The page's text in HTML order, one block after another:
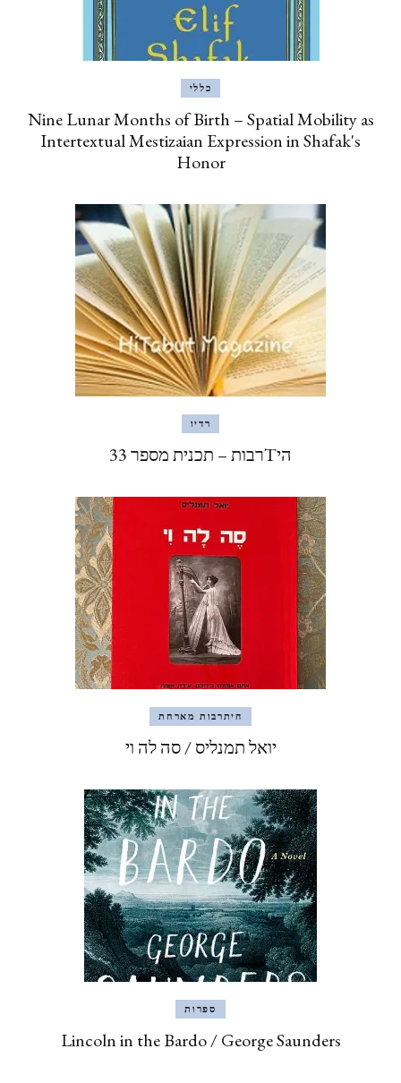
כללי
Nine Lunar Months of Birth – Spatial Mobility as
Intertextual Mestizaian Expression in Shafak's
Honor
רדיו
היTרבות – תכנית מספר 33
היתרבות מארחת
יואל תמנליס / סה לה וי
ספרות
Lincoln in the Bardo / George Saunders